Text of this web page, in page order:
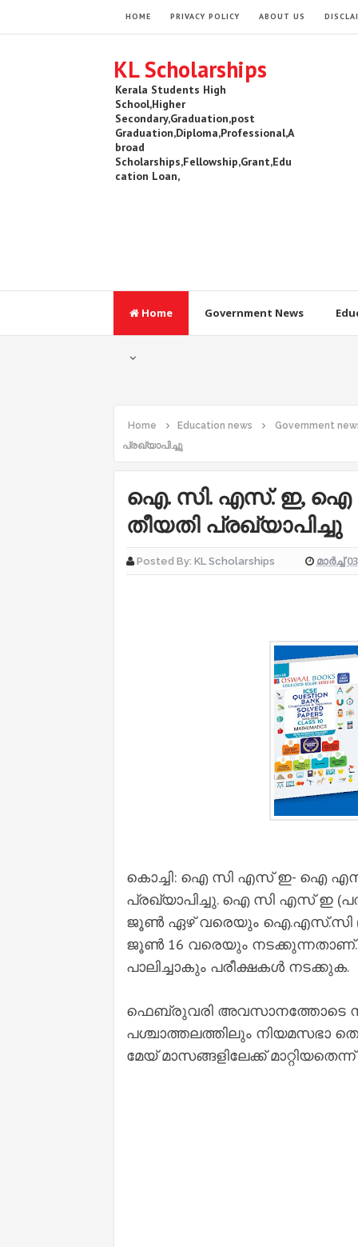
HOME PRIVACY POLICY ABOUT US
KL Scholarships
Kerala Students High
School,Higher
Secondary,Graduation,post
Graduation,Diploma,Professional,A
broad
Scholarships,Fellowship,Grant,Edu
cation Loan,
Home Government News
Home Education news Government
പ്രഖ്യാപിച്ചു
ഐ. സി. എസ്‌. ഇ, ഐ
തീയതി പ്രഖ്യാപിച്ചു
Posted By: KL Scholarships മാർച്ച്
കൊച്ചി: ഐ സി എസ് ഇ- ഐ എസ്
പ്രഖ്യാപിച്ചു. ഐ സി എസ് ഇ
ജൂണ്‍ ഏഴ് വരെയും ഐ.എസ്.സി
ജൂണ്‍ 16 വരെയും
പാലിച്ചാകും പരീക്ഷകള്‍ നടക്കുക.
ഫെബ്രുവരി അവസാനത്തോടെ
പശ്ചാത്തലത്തിലും നിയമസഭാ
മേയ് മാസങ്ങളിലേക്ക്